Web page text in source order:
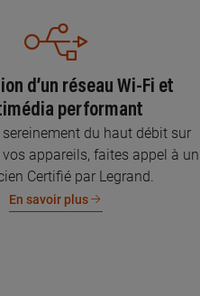
d’un réseau Wi-Fi et
performant
du haut débit sur
vos appareils, faites appel à un
Certifié par Legrand.
En savoir plus